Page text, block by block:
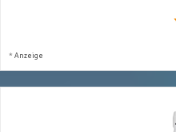
* Anzeige